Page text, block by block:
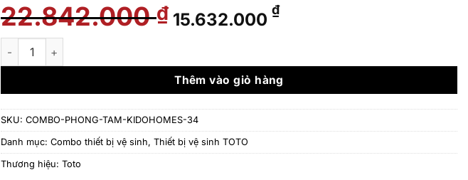
22.842.000₫ Giá
gốc
22.842.000 ₫.
15.632.000 ₫Giá
là:
15.632.000 ₫.
Combo thiết bị phòng tắm Kidohomes 34 số lượng
Thêm vào giỏ hàng
SKU: COMBO-PHONG-TAM-KIDOHOMES-34
Danh mục: Combo thiết bị vệ sinh, Thiết bị vệ sinh TOTO
Thương hiệu: Toto